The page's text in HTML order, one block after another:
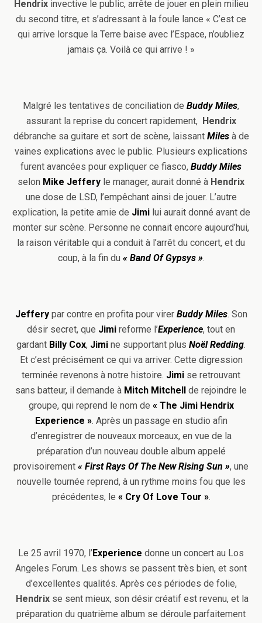
Hendrixinvective le public, arrête de jouer en plein milieu
du second titre, et s’adressant à la foule lance « C’est ce
qui arrive lorsque la Terre baise avec l’Espace, n’oubliez
jamais ça. Voilà ce qui arrive ! »
Malgré les tentatives de conciliation de Buddy Miles,
assurant la reprise du concert rapidement, Hendrix
débranche sa guitare et sort de scène, laissantMilesà de
vaines explications avec le public. Plusieurs explications
furent avancées pour expliquer ce fiasco, Buddy Miles
selon Mike Jeffery le manager, aurait donné à Hendrix
une dose de LSD, l’empêchant ainsi de jouer. L’autre
explication, la petite amie de Jimilui aurait donné avant de
monter sur scène. Personne ne connait encore aujourd’hui,
la raison véritable qui a conduit à l’arrêt du concert, et du
coup, à la fin du « Band Of Gypsys ».
Jefferypar contre en profita pour virer Buddy Miles. Son
désir secret, que Jimi reforme l’Experience, tout en
gardant Billy Cox, Jimi ne supportant plus Noël Redding.
Et c’est précisément ce qui va arriver. Cette digression
terminée revenons à notre histoire. Jimi se retrouvant
sans batteur, il demande à Mitch Mitchell de rejoindre le
groupe, qui reprend le nom de « The Jimi Hendrix
Experience ». Après un passage en studio afin
d’enregistrer de nouveaux morceaux, en vue de la
préparation d’un nouveau double album appelé
provisoirement « First Rays Of The New Rising Sun », une
nouvelle tournée reprend, à un rythme moins fou que les
précédentes, le « Cry Of Love Tour ».
Le 25 avril 1970, l’Experience donne un concert au Los
Angeles Forum. Les shows se passent très bien, et sont
d’excellentes qualités. Après ces périodes de folie,
Hendrix se sent mieux, son désir créatif est revenu, et la
préparation du quatrième album se déroule parfaitement